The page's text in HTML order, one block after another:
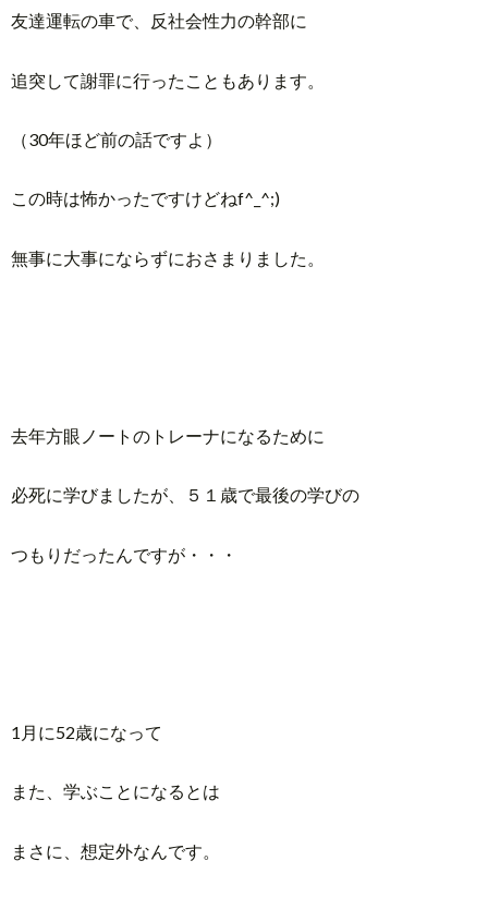
友達運転の車で、反社会性力の幹部に
追突して謝罪に行ったこともあります。
（30年ほど前の話ですよ）
この時は怖かったですけどねf^_^;)
無事に大事にならずにおさまりました。
去年方眼ノートのトレーナになるために
必死に学びましたが、５１歳で最後の学びの
つもりだったんですが・・・
1月に52歳になって
また、学ぶことになるとは
まさに、想定外なんです。